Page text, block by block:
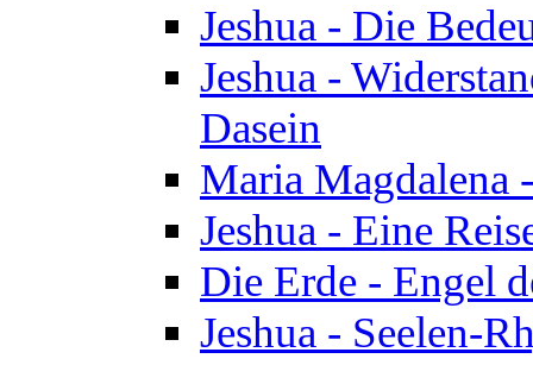
Jeshua - Die
Jeshua -
Dasein
Maria Magdalena
Jeshua - Eine
Die Erde - Engel
Jeshua - Seelen-